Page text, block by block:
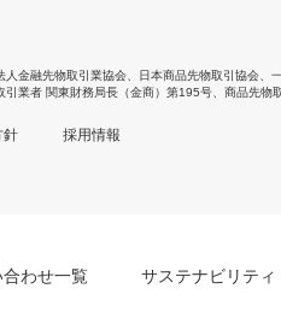
人金融先物取引業協会 日本商品先物取引協会
引業者 関東財務局長（金商）第195号、商品先物
針 採用情報
合わせ一覧 サステナビリティ